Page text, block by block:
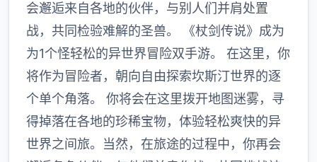
会邂逅来自各地的伙伴，与别人们并肩处置
战，共同检验难解的圣兽。 《杖剑传说》成为
为1个怪轻松的异世界冒险双手游。 在这里，你
将作为冒险者，朝向自由探索坎斯汀世界的逐
个单个角落。 你将会在这里拨开地图迷雾，寻
得掉落在各地的珍稀宝物，体验轻松爽快的异
世界之间旅。当然，在旅途的过程中，你再会